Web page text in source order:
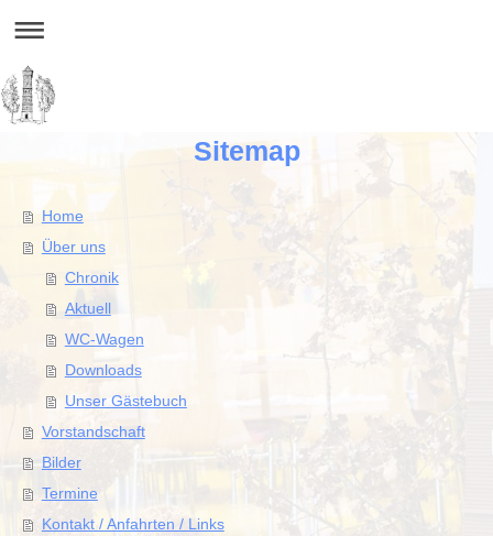
Sitemap
Home
Über uns
Chronik
Aktuell
WC-Wagen
Downloads
Unser Gästebuch
Vorstandschaft
Bilder
Termine
Kontakt / Anfahrten / Links